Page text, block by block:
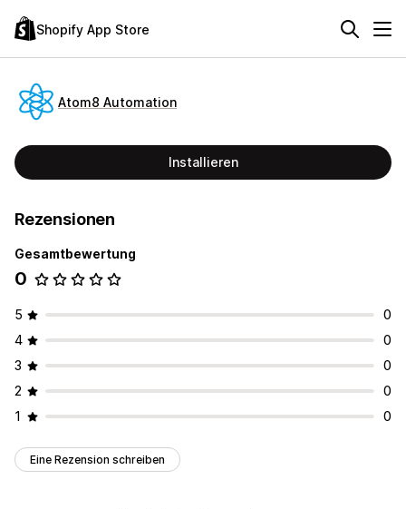
Shopify App Store
Atom8 Automation
Installieren
Rezensionen
Gesamtbewertung
0
5
0
4
0
3
0
2
0
1
0
Eine Rezension schreiben